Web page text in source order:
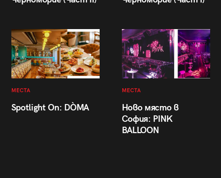
МЕСТА
Spotlight On: DÒMA
МЕСТА
Ново място в
София: PINK
BALLOON